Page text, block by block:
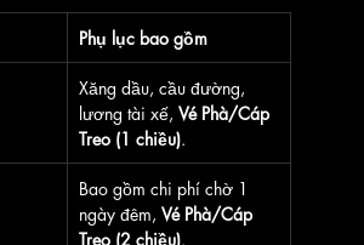
Phụ lục bao gồm
Xăng dầu, cầu đường,
lương tài xế, Vé Phà/Cáp
Treo (1 chiều).
Bao gồm chi phí chờ 1
ngày đêm, Vé Phà/Cáp
Treo (2 chiều).